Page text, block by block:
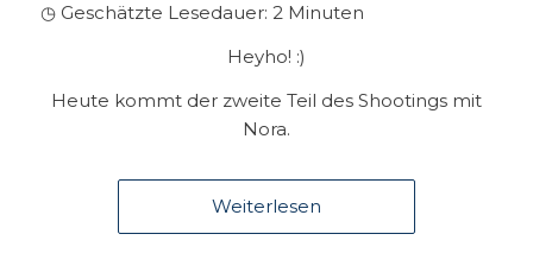
◷ Geschätzte Lesedauer: 2 Minuten
Heyho! :)
Heute kommt der zweite Teil des Shootings mit
Nora.
Weiterlesen